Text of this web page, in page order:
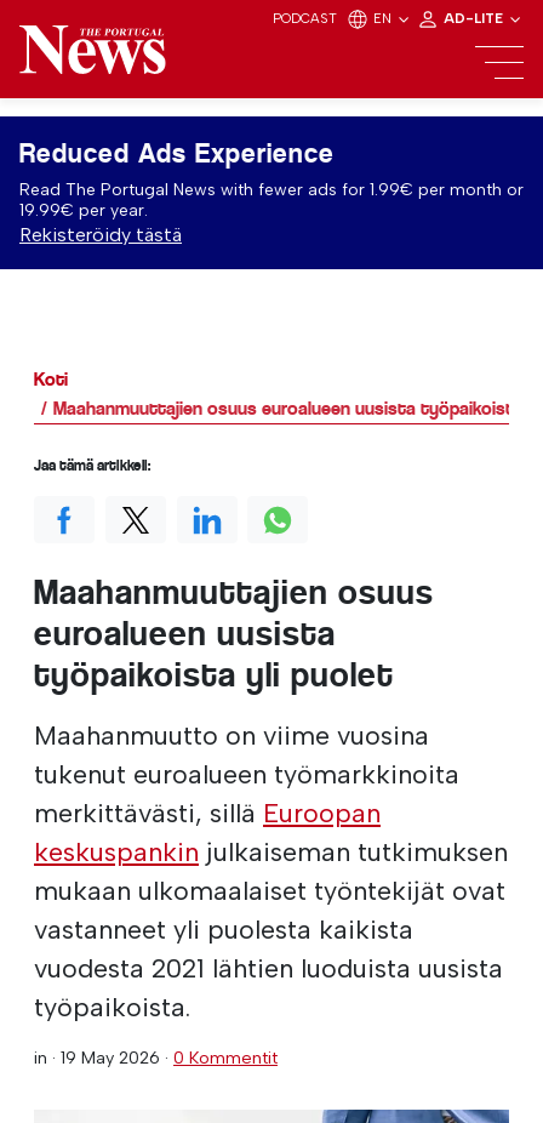
PODCAST EN AD-LITE
Reduced Ads Experience
Read The Portugal News with fewer ads for 1.99€ per month or
19.99€ per year.
Rekisteröidy tästä
Koti
Maahanmuuttajien osuus euroalueen uusista työpaikoista
Maahanmuuttajien osuus
euroalueen uusista
työpaikoista yli puolet
Maahanmuutto on viime vuosina
tukenut euroalueen työmarkkinoita
merkittävästi, sillä Euroopan
keskuspankin julkaiseman tutkimuksen
mukaan ulkomaalaiset työntekijät ovat
vastanneet yli puolesta kaikista
vuodesta 2021 lähtien luoduista uusista
työpaikoista.
in · 19 May 2026 · 0 Kommentit
Jaa tämä artikkeli: